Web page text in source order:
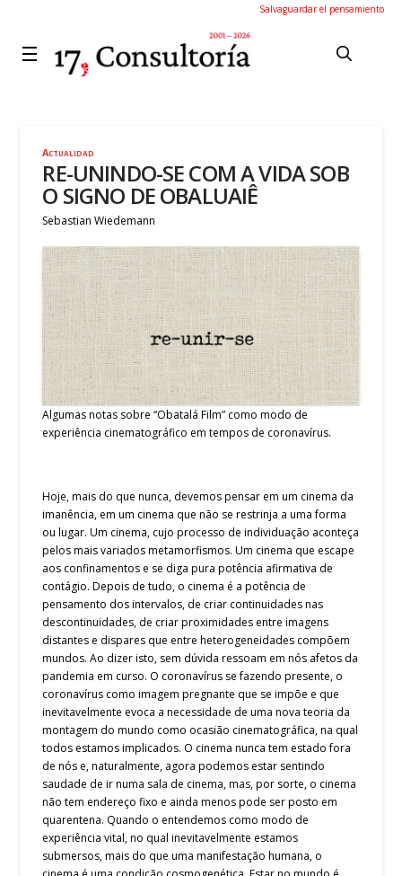
Salvaguardar el pensamiento
Actualidad
RE-UNINDO-SE COM A VIDA SOB
O SIGNO DE OBALUAIÊ
Sebastian Wiedemann
Algumas notas sobre “Obatalá Film” como modo de
experiência cinematográfico em tempos de coronavírus.
Hoje, mais do que nunca, devemos pensar em um cinema da
imanência, em um cinema que não se restrinja a uma forma
ou lugar. Um cinema, cujo processo de individuação aconteça
pelos mais variados metamorfismos. Um cinema que escape
aos confinamentos e se diga pura potência afirmativa de
contágio. Depois de tudo, o cinema é a potência de
pensamento dos intervalos, de criar continuidades nas
descontinuidades, de criar proximidades entre imagens
distantes e dispares que entre heterogeneidades compõem
mundos. Ao dizer isto, sem dúvida ressoam em nós afetos da
pandemia em curso. O coronavírus se fazendo presente, o
coronavírus como imagem pregnante que se impõe e que
inevitavelmente evoca a necessidade de uma nova teoria da
montagem do mundo como ocasião cinematográfica, na qual
todos estamos implicados. O cinema nunca tem estado fora
de nós e, naturalmente, agora podemos estar sentindo
saudade de ir numa sala de cinema, mas, por sorte, o cinema
não tem endereço fixo e ainda menos pode ser posto em
quarentena. Quando o entendemos como modo de
experiência vital, no qual inevitavelmente estamos
submersos, mais do que uma manifestação humana, o